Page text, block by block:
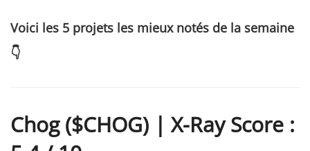
Voici les 5 projets les mieux notés de la semaine
👇
Chog ($CHOG) | X-Ray Score :